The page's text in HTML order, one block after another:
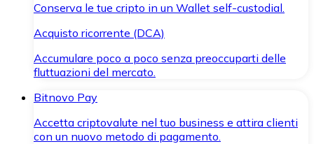
Conserva le tue cripto in un Wallet self-custodial.
Acquisto ricorrente (DCA)
Accumulare poco a poco senza preoccuparti delle
fluttuazioni del mercato.
Bitnovo Pay
Accetta criptovalute nel tuo business e attira clienti
con un nuovo metodo di pagamento.